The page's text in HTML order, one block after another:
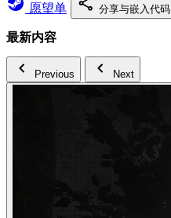
愿望单
分享与嵌入代码
最新内容
Previous Next